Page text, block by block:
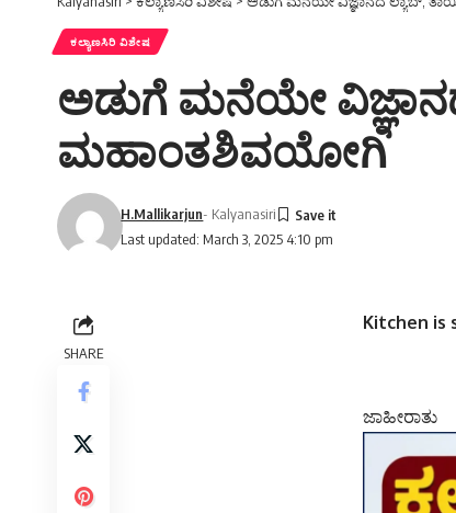
ಕಲ್ಯಾಣಸಿರಿ ವಿಶೇಷ
ಅಡುಗೆ ಮನೆಯೇ
ಮಹಾಂತಶಿವಯೋಗಿ
Last updated: March 3, 2025 4:10 pm
H.Mallikarjun- Kalyanasiri
SHARE
Kitchen is
ಜಾಹೀರಾತು